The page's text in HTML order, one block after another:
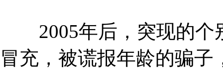
2005年后，突现的个
冒充，被谎报年龄的骗